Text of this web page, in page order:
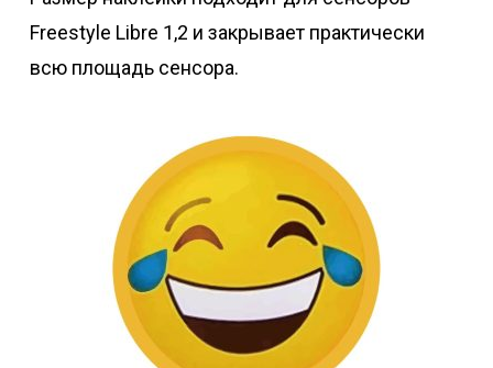
Freestyle Libre 1,2 и закрывает практически
всю площадь сенсора.